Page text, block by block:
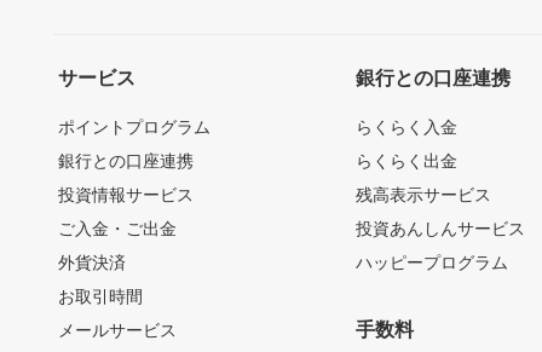
サービス
ポイントプログラム
銀行との口座連携
投資情報サービス
ご入金・ご出金
外貨決済
お取引時間
メールサービス
銀行との口座連携
らくらく入金
らくらく出金
残高表示サービス
投資あんしんサービス
ハッピープログラム
手数料